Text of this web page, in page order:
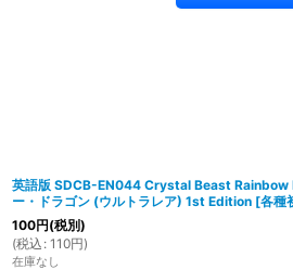
英語版 SDCB-EN044 Crystal Beast Rainbow
ー・ドラゴン (ウルトラレア) 1st Edition [各種
100円(税別)
(税込 : 110円)
在庫なし